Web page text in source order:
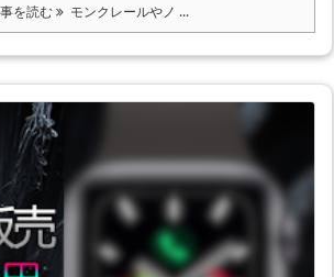
を読む モンクレールやノ ...